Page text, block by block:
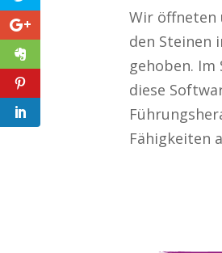
Wir öffneten
den Steinen
gehoben.
diese
Fähigkeiten